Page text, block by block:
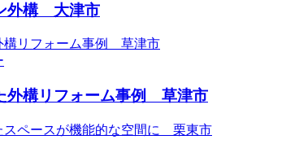
外構 大津市
外構リフォーム事例 草津市